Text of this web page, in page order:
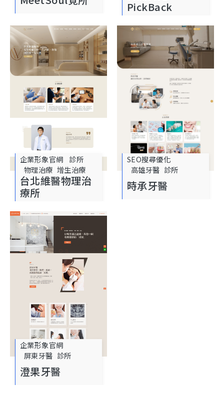
PickBack
企業形象官網
診所
物理治療 增生治療
台北維醫物理治
療所
SEO搜尋優化
高雄牙醫 診所
時承牙醫
企業形象官網
屏東牙醫 診所
澄果牙醫